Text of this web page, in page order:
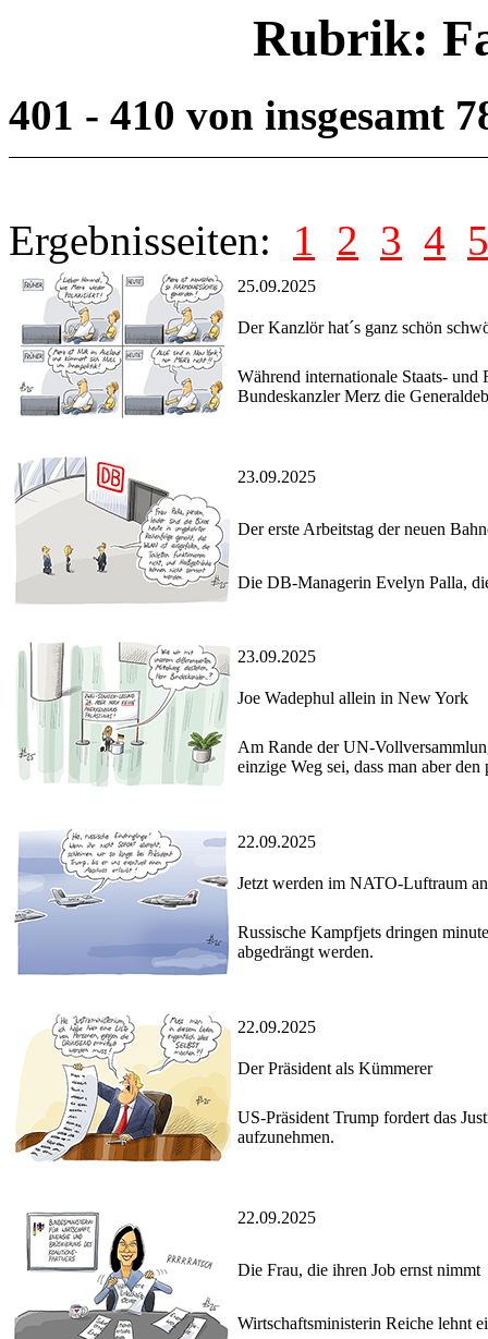
Rubrik:
401 - 410 von insgesamt
Ergebnisseiten: 1 2 3 4 5
25.09.2025
Der Kanzlör hat´s ganz schön
Während internationale Staats-
Bundeskanzler Merz die
23.09.2025
Der erste Arbeitstag der neuen
Die DB-Managerin Evelyn Palla,
23.09.2025
Joe Wadephul allein in New York
Am Rande der UN-
einzige Weg sei, dass man aber
22.09.2025
Jetzt werden im NATO-Luftraum
Russische Kampfjets dringen
abgedrängt werden.
22.09.2025
Der Präsident als Kümmerer
US-Präsident Trump fordert das
aufzunehmen.
22.09.2025
Die Frau, die ihren Job ernst nimmt
Wirtschaftsministerin Reiche lehnt